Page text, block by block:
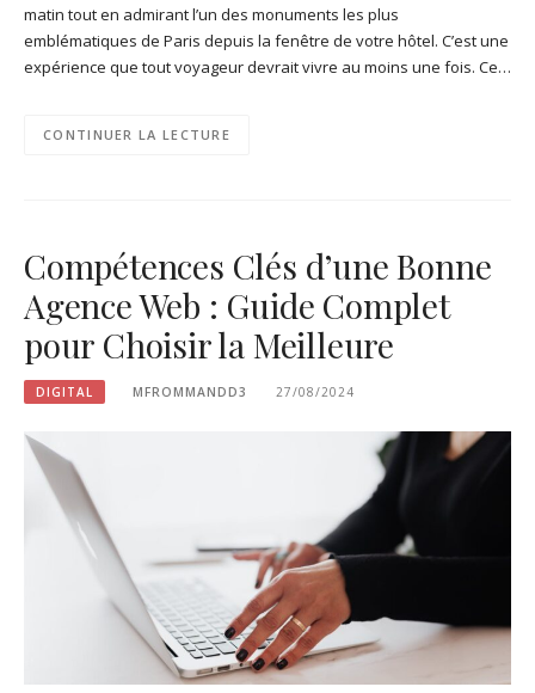
matin tout en admirant l’un des monuments les plus
emblématiques de Paris depuis la fenêtre de votre hôtel. C’est une
expérience que tout voyageur devrait vivre au moins une fois. Ce…
CONTINUER LA LECTURE
Compétences Clés d’une Bonne
Agence Web : Guide Complet
pour Choisir la Meilleure
DIGITAL MFROMMANDD3 27/08/2024